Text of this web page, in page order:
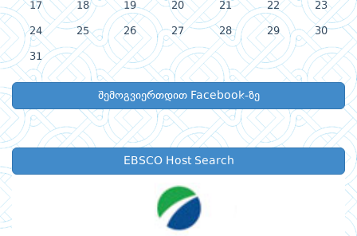
17 18 19 20 21 22 23
24 25 26 27 28 29 30
31
შემოგვიერთდით Facebook-ზე
EBSCO Host Search